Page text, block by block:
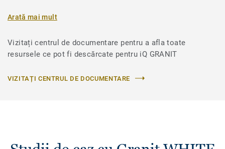
Arată mai mult
Vizitați centrul de documentare pentru a afla toate
resursele ce pot fi descărcate pentru iQ GRANIT
VIZITAȚI CENTRUL DE DOCUMENTARE